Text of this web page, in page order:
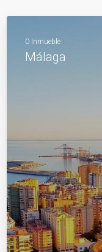
0 Inmueble
Málaga